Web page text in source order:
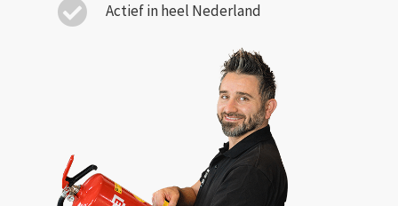
Actief in heel Nederland